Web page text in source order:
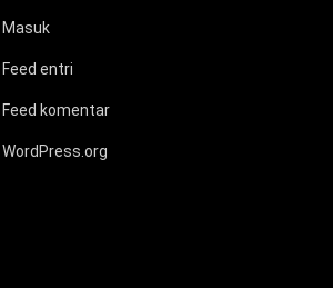
Masuk
Feed entri
Feed komentar
WordPress.org